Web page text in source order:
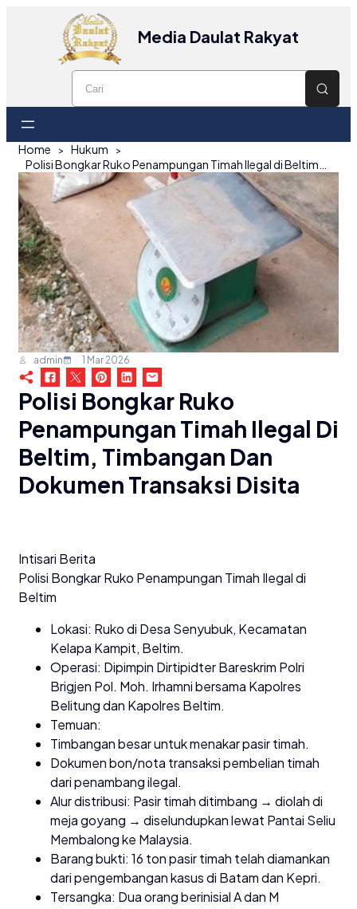
Media Daulat Rakyat
Home
Hukum
admin 1 Mar 2026
Polisi Bongkar Ruko
Penampungan Timah Ilegal Di
Beltim, Timbangan Dan
Dokumen Transaksi Disita
Intisari Berita
Polisi Bongkar Ruko Penampungan Timah Ilegal di
Beltim
Lokasi: Ruko di Desa Senyubuk, Kecamatan
Kelapa Kampit, Beltim.
Operasi: Dipimpin Dirtipidter Bareskrim Polri
Brigjen Pol. Moh. Irhamni bersama Kapolres
Belitung dan Kapolres Beltim.
Temuan:
Timbangan besar untuk menakar pasir timah.
Dokumen bon/nota transaksi pembelian timah
dari penambang ilegal.
Alur distribusi: Pasir timah ditimbang → diolah di
meja goyang → diselundupkan lewat Pantai Seliu
Membalong ke Malaysia.
Barang bukti: 16 ton pasir timah telah diamankan
dari pengembangan kasus di Batam dan Kepri.
Tersangka: Dua orang berinisial A dan M